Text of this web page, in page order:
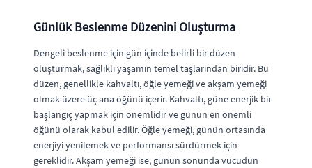
Günlük Beslenme Düzenini Oluşturma
Dengeli beslenme için gün içinde belirli bir düzen
oluşturmak, sağlıklı yaşamın temel taşlarından biridir. Bu
düzen, genellikle kahvaltı, öğle yemeği ve akşam yemeği
olmak üzere üç ana öğünü içerir. Kahvaltı, güne enerjik bir
başlangıç yapmak için önemlidir ve günün en önemli
öğünü olarak kabul edilir. Öğle yemeği, günün ortasında
enerjiyi yenilemek ve performansı sürdürmek için
gereklidir. Akşam yemeği ise, günün sonunda vücudun